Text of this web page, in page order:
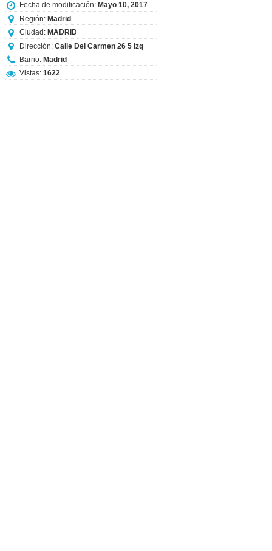
Fecha de modificación: Mayo 10, 2017
Región: Madrid
Ciudad: MADRID
Dirección: Calle Del Carmen 26 5 Izq
Barrio: Madrid
Vistas: 1622